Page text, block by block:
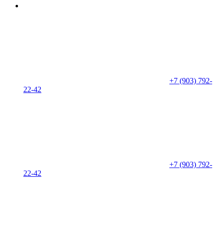
+7 (903) 792-
22-42
+7 (903) 792-
22-42